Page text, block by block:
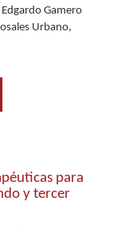
Gamero
Urbano,
para
y tercer